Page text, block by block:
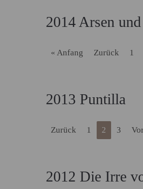
2014 Arsen
« Anfang Zurück 1
2013 Puntilla
Zurück 1 2 3
2012 Die Irre